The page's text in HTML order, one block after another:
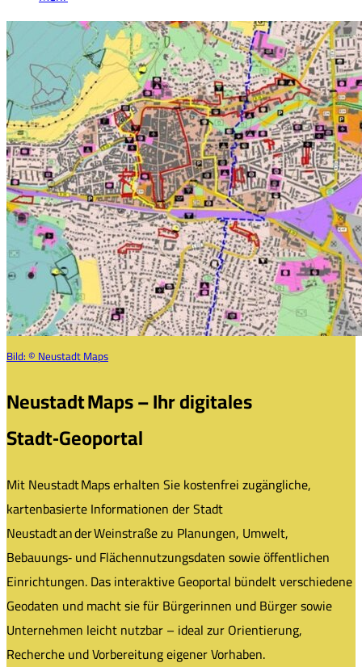
Bild:© Neustadt Maps
Neustadt Maps – Ihr digitales
Stadt‑Geoportal
Mit Neustadt Maps erhalten Sie kostenfrei zugängliche,
kartenbasierte Informationen der Stadt
Neustadt an der Weinstraße zu Planungen, Umwelt,
Bebauungs‑ und Flächennutzungsdaten sowie öffentlichen
Einrichtungen. Das interaktive Geoportal bündelt verschiedene
Geodaten und macht sie für Bürgerinnen und Bürger sowie
Unternehmen leicht nutzbar – ideal zur Orientierung,
Recherche und Vorbereitung eigener Vorhaben.